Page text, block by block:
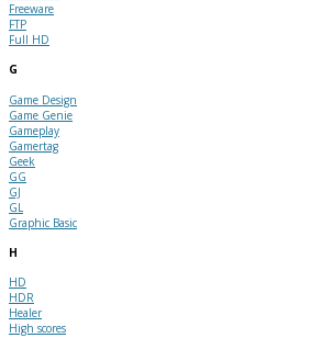
Freeware
FTP
Full HD
G
Game Design
Game Genie
Gameplay
Gamertag
Geek
GG
GJ
GL
Graphic Basic
H
HD
HDR
Healer
High scores